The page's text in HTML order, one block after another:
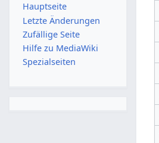
Hauptseite
Letzte Änderungen
Zufällige Seite
Hilfe zu MediaWiki
Spezialseiten